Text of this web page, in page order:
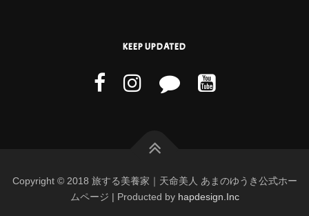
KEEP UPDATED
Copyright © 2018 旅する美養家｜天命美人 あまのゆうき公式ホー
ムページ | Producted by hapdesign.Inc